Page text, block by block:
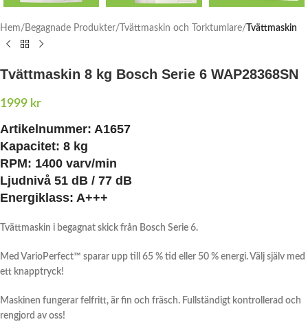
Hem Begagnade Produkter Tvättmaskin och Torktumlare Tvättmaskin
Tvättmaskin 8 kg Bosch Serie 6 WAP28368SN
1999 kr
Artikelnummer: A1657
Kapacitet: 8 kg
RPM: 1400 varv/min
Ljudnivå 51 dB / 77 dB
Energiklass: A+++
Tvättmaskin i begagnat skick från Bosch Serie 6.
Med VarioPerfect™ sparar upp till 65 % tid eller 50 % energi. Välj själv med
ett knapptryck!
Maskinen fungerar felfritt, är fin och fräsch. Fullständigt kontrollerad och
rengjord av oss!